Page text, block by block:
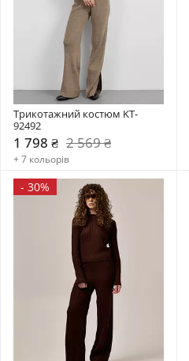
Трикотажний костюм KT-
92492
1 798 ₴ 2 569 ₴
+ 7 кольорів
- 30%